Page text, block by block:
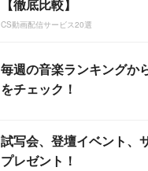
【徹底比較】
CS動画配信サービス20選
毎週の音楽ランキングか
をチェック！
試写会、登壇イベント、
プレゼント！